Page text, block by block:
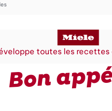
toutes les recettes
Bon